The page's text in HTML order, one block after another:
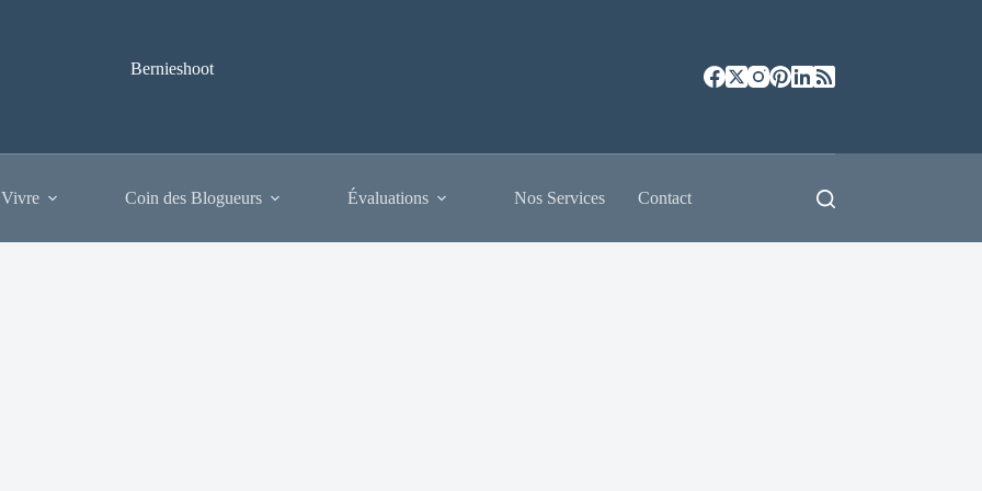
Bernieshoot
Coin des Blogueurs Évaluations Nos Services Contact